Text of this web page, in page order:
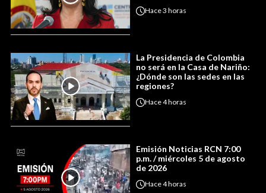
Hace3 horas
La Presidencia de Colombia
no será en la Casa de Nariño:
¿Dónde son las sedes en las
regiones?
Hace4 horas
Emisión Noticias RCN 7:00
p.m. / miércoles 5 de agosto
de 2026
Hace4 horas